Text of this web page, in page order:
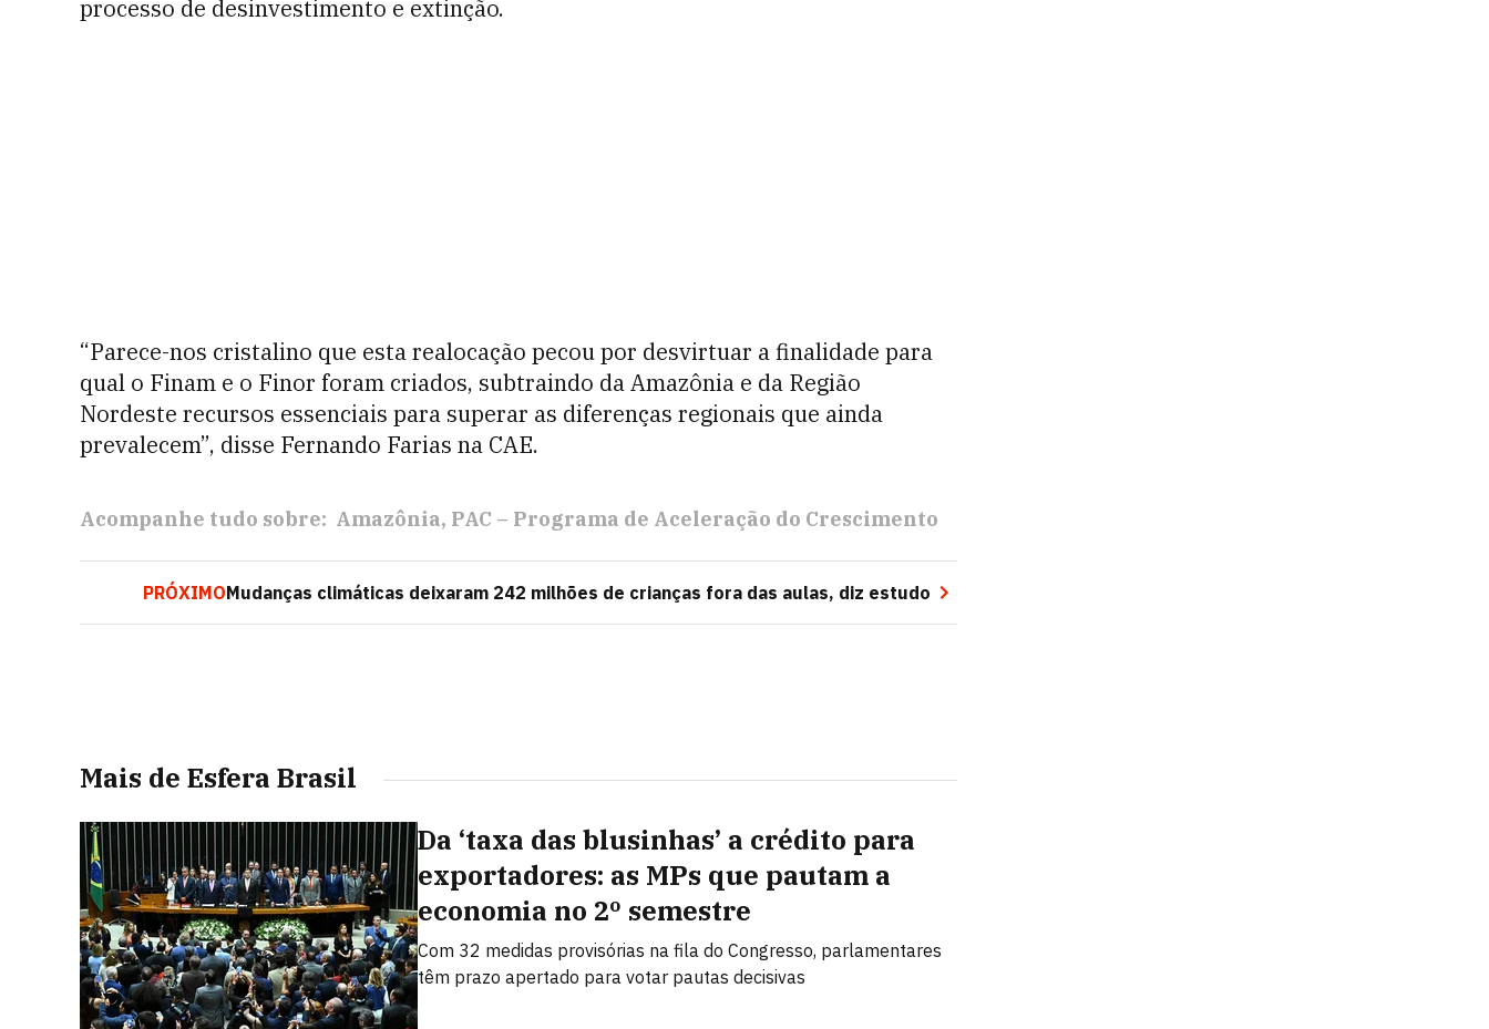
processo de desinvestimento e extinção.
“Parece-nos cristalino que esta realocação pecou por desvirtuar a finalidade para
qual o Finam e o Finor foram criados, subtraindo da Amazônia e da Região
Nordeste recursos essenciais para superar as diferenças regionais que ainda
prevalecem”, disse Fernando Farias na CAE.
Acompanhe tudo sobre: Amazônia PAC – Programa de Aceleração do Crescimento
PRÓXIMOMudanças climáticas deixaram 242 milhões de crianças fora das aulas, diz estudo
Mais de Esfera Brasil
Da ‘taxa das blusinhas’ a crédito para
exportadores: as MPs que pautam a
economia no 2º semestre
Com 32 medidas provisórias na fila do Congresso, parlamentares
têm prazo apertado para votar pautas decisivas